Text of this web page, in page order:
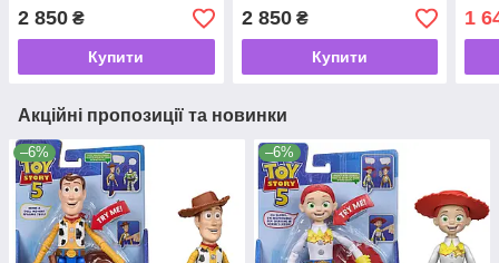
2 850 ₴
Купити
2 850₴
Купити
1
Акційні пропозиції та новинки
–6% –6%